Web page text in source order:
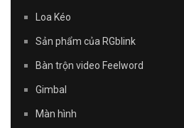
Loa Kéo
Sản phẩm của RGblink
Bàn trộn video Feelword
Gimbal
Màn hình